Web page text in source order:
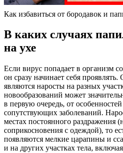
Как избавиться от бородавок и
В каких случаях
на ухе
Если вирус попадает в организм
он сразу начинает себя
являются наросты на разных
новообразований может
в первую очередь, от
сопутствующих заболеваний.
местах постоянного раздражения
соприкосновения с одеждой), то
появляются мелкие царапины и
и на других участках тела,